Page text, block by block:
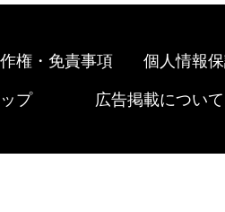
権・免責事項 個人情報
プ 広告掲載について